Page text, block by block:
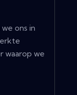
ons in
waarop we